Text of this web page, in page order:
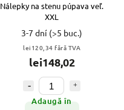
Nálepky na stenu púpava veľ.
XXL
3-7 dní (>5 buc.)
lei120,34 fără TVA
lei148,02
Adaugă în